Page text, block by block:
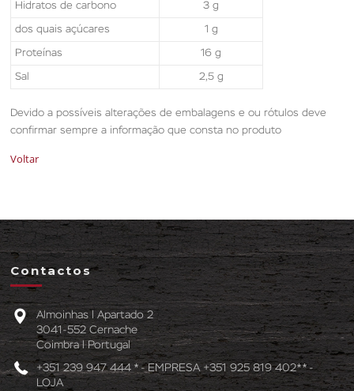
Hidratos de carbono 3 g
dos quais açúcares 1 g
Proteínas 16 g
Sal 2,5 g
Devido a possíveis alterações de embalagens e ou rótulos deve
confirmar sempre a informação que consta no produto
Voltar
Contactos
Almoinhas l Apartado 2
3041-552 Cernache
Coimbra l Portugal
+351 239 947 444 * - EMPRESA +351 925 819 402** -
LOJA